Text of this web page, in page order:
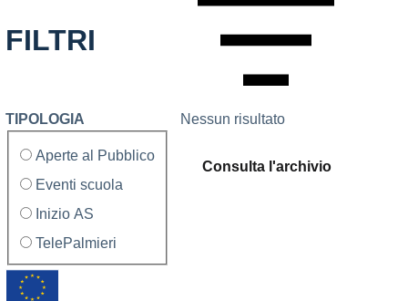
FILTRI
TIPOLOGIA
tipologia di articoli
Aperte al Pubblico
Eventi scuola
Inizio AS
TelePalmieri
Nessun risultato
Consulta l'archivio